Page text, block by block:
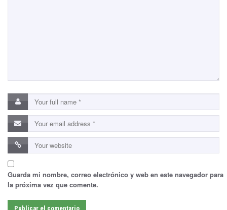
Guarda mi nombre, correo electrónico y web en este navegador para
la próxima vez que comente.